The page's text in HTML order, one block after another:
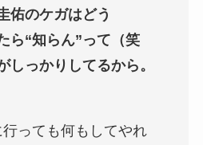
佑のケガはどう
ら“知らん”って（笑
しっかりしてるから。
っても何もしてやれ